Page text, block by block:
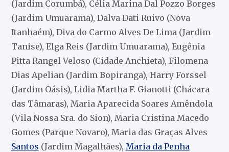
(Jardim Corumbá), Célia Marina Dal Pozzo Borges
(Jardim Umuarama), Dalva Dati Ruivo (Nova
Itanhaém), Diva do Carmo Alves De Lima (Jardim
Tanise), Elga Reis (Jardim Umuarama), Eugênia
Pitta Rangel Veloso (Cidade Anchieta), Filomena
Dias Apelian (Jardim Bopiranga), Harry Forssel
(Jardim Oásis), Lidia Martha F. Gianotti (Chácara
das Tâmaras), Maria Aparecida Soares Amêndola
(Vila Nossa Sra. do Sion), Maria Cristina Macedo
Gomes (Parque Novaro), Maria das Graças Alves
Santos (Jardim Magalhães), Maria da Penha